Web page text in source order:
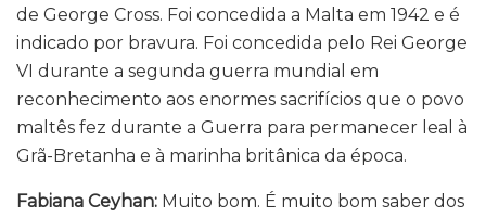
de George Cross. Foi concedida a Malta em 1942 e é
indicado por bravura. Foi concedida pelo Rei George
VI durante a segunda guerra mundial em
reconhecimento aos enormes sacrifícios que o povo
maltês fez durante a Guerra para permanecer leal à
Grã-Bretanha e à marinha britânica da época.
Fabiana Ceyhan: Muito bom. É muito bom saber dos